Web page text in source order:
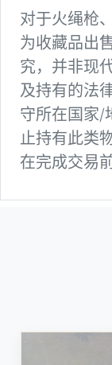
对于火绳枪
为收藏品出
究，并非现
及持有的法
守所在国家/
止持有此类
在完成交易